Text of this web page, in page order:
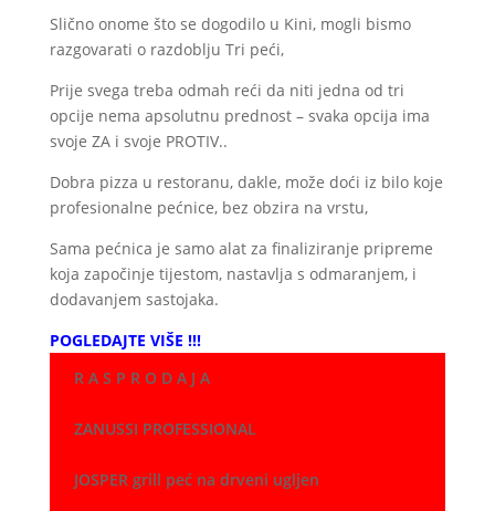
Slično onome što se dogodilo u Kini, mogli bismo
razgovarati o razdoblju Tri peći,
Prije svega treba odmah reći da niti jedna od tri
opcije nema apsolutnu prednost – svaka opcija ima
svoje ZA i svoje PROTIV..
Dobra pizza u restoranu, dakle, može doći iz bilo koje
profesionalne pećnice, bez obzira na vrstu,
Sama pećnica je samo alat za finaliziranje pripreme
koja započinje tijestom, nastavlja s odmaranjem, i
dodavanjem sastojaka.
POGLEDAJTE VIŠE !!!
R A S P R O D A J A
ZANUSSI PROFESSIONAL
JOSPER grill peć na drveni ugljen